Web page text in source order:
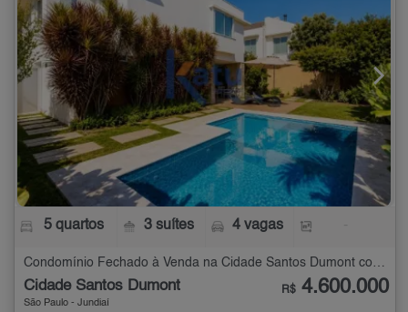
5 quartos 3 suítes 4 vagas
Condomínio Fechado à Venda na Cidade Santos Dumont com 5 quartos
Cidade Santos Dumont
São Paulo - Jundiaí
R$ 4.600.000